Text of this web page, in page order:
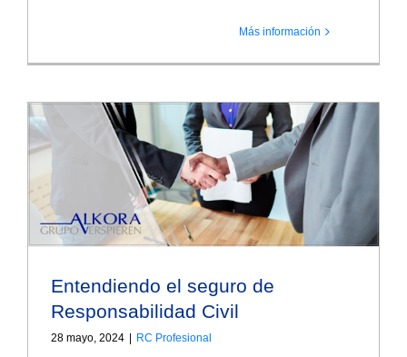
Más información
Entendiendo el seguro de
Responsabilidad Civil
28 mayo, 2024 RC Profesional